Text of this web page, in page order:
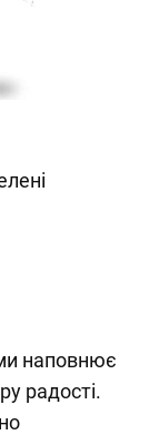
наповнює
радості.